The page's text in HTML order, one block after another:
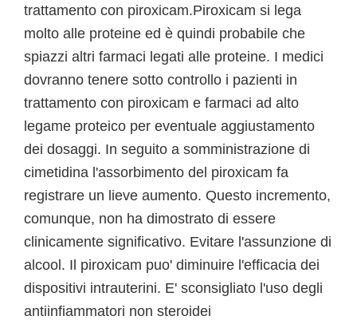
trattamento con piroxicam.Piroxicam si lega
molto alle proteine ed è quindi probabile che
spiazzi altri farmaci legati alle proteine. I medici
dovranno tenere sotto controllo i pazienti in
trattamento con piroxicam e farmaci ad alto
legame proteico per eventuale aggiustamento
dei dosaggi. In seguito a somministrazione di
cimetidina l'assorbimento del piroxicam fa
registrare un lieve aumento. Questo incremento,
comunque, non ha dimostrato di essere
clinicamente significativo. Evitare l'assunzione di
alcool. Il piroxicam puo' diminuire l'efficacia dei
dispositivi intrauterini. E' sconsigliato l'uso degli
antiinfiammatori non steroidei